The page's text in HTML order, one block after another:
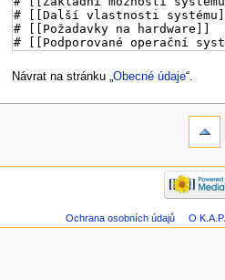
Návrat na stránku „Obecné údaje“.
Ochrana osobních údajů O K.A.P.